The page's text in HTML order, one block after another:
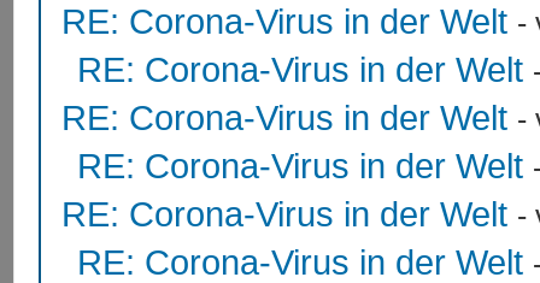
RE: Corona-Virus in der Welt -
RE: Corona-Virus in der Welt
RE: Corona-Virus in der Welt -
RE: Corona-Virus in der Welt
RE: Corona-Virus in der Welt -
RE: Corona-Virus in der Welt